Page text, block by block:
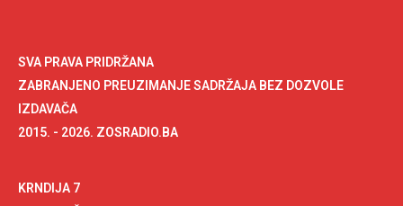
SVA PRAVA PRIDRŽANA
ZABRANJENO PREUZIMANJE SADRŽAJA BEZ DOZVOLE
IZDAVAČA
2015. - 2026. ZOSRADIO.BA
KRNDIJA 7